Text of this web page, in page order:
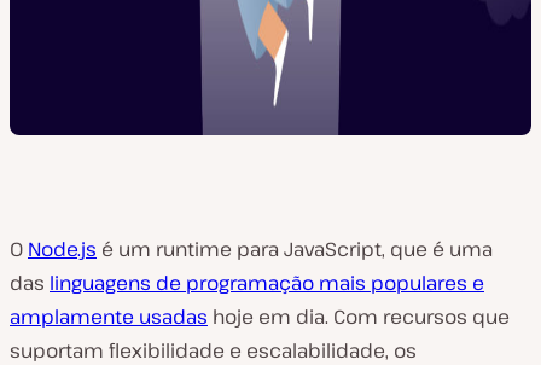
O Node.js é um runtime para JavaScript, que é uma
das linguagens de programação mais populares e
amplamente usadas hoje em dia. Com recursos que
suportam flexibilidade e escalabilidade, os